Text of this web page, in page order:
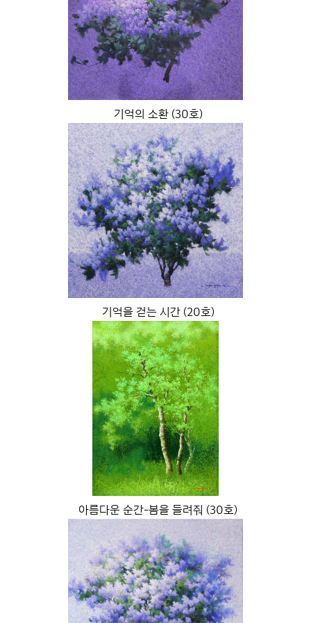
기억의 소환 (30호)
기억을 걷는 시간 (20호)
아름다운 순간-봄을 들려줘 (30호)